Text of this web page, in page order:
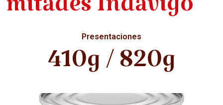
mitades Indavigo
Presentaciones
410g / 820g